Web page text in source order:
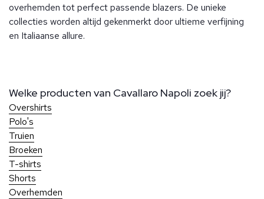
overhemden tot perfect passende blazers. De unieke
collecties worden altijd gekenmerkt door ultieme verfijning
en Italiaanse allure.
Welke producten van Cavallaro Napoli zoek jij?
Overshirts
Polo's
Truien
Broeken
T-shirts
Shorts
Overhemden